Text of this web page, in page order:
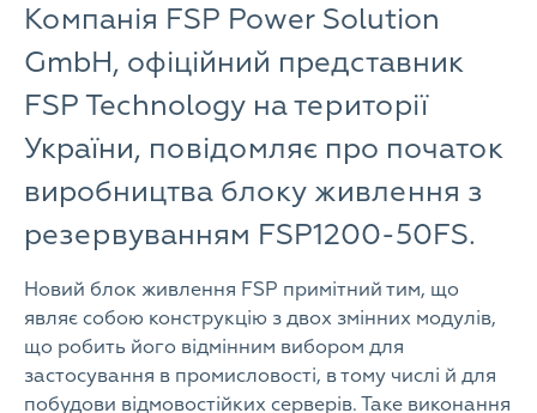
Компанія FSP Power Solution
GmbH, офіційний представник
FSP Technology на території
України, повідомляє про початок
виробництва блоку живлення з
резервуванням FSP1200-50FS.
Новий блок живлення FSP примітний тим, що
являє собою конструкцію з двох змінних модулів,
що робить його відмінним вибором для
застосування в промисловості, в тому числі й для
побудови відмовостійких серверів. Таке виконання